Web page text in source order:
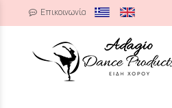
Επικοινωνία